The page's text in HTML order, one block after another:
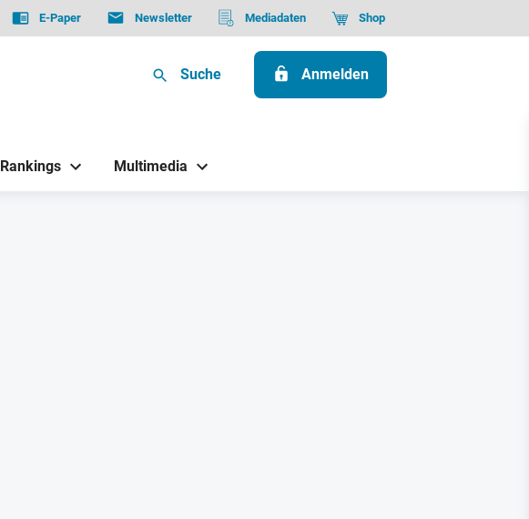
E-Paper Newsletter Mediadaten Shop
Suche Anmelden
Rankings Multimedia